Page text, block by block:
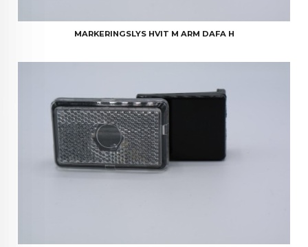
MARKERINGSLYS HVIT M ARM DAFA H